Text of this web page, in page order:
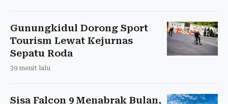
Gunungkidul Dorong Sport
Tourism Lewat Kejurnas
Sepatu Roda
39 menit lalu
Sisa Falcon 9 Menabrak Bulan,